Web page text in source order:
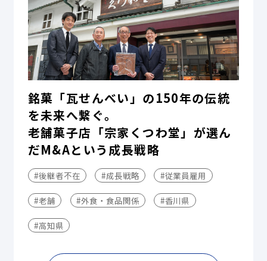
銘菓「瓦せんべい」の150年の伝統
を未来へ繋ぐ。
老舗菓子店「宗家くつわ堂」が選ん
だM&Aという成長戦略
#後継者不在 #成長戦略 #従業員雇用
#老舗 #外食・食品関係 #香川県
#高知県